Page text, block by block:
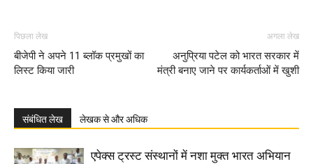
पिछला लेख
बीजेपी ने अपने 11 ब्लॉक प्रमुखों का
लिस्ट किया जारी
अगला लेख
अनुप्रिया पटेल को भारत सरकार में
मंत्री बनाए जाने पर कार्यकर्ताओं में खुशी
संबंधित लेख लेखक से और अधिक
एपेक्स ट्रस्ट संस्थानों में नशा मुक्त भारत अभियान